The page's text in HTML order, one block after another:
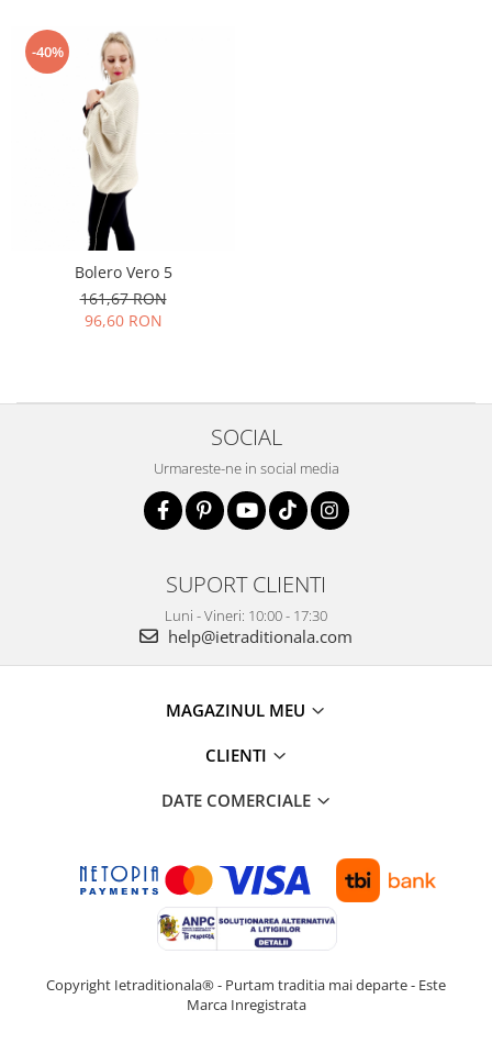
-40%
Bolero Vero 5
161,67 RON
96,60 RON
SOCIAL
Urmareste-ne in social media
SUPORT CLIENTI
Luni - Vineri: 10:00 - 17:30
help@ietraditionala.com
MAGAZINUL MEU
CLIENTI
DATE COMERCIALE
Copyright Ietraditionala® - Purtam traditia mai departe - Este
Marca Inregistrata